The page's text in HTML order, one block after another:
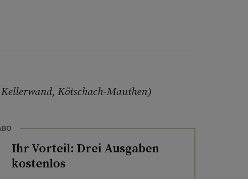
Kötschach-Mauthen)
Ihr Vorteil: Drei Ausgaben
kostenlos